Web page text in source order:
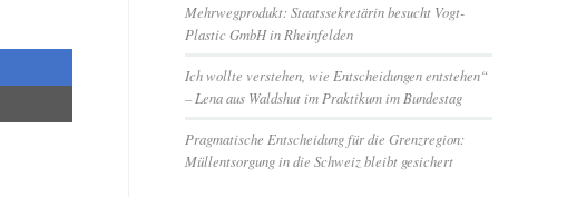
Mehrwegprodukt: Staatssekretärin besucht Vogt-
Plastic GmbH in Rheinfelden
Ich wollte verstehen, wie Entscheidungen entstehen“
– Lena aus Waldshut im Praktikum im Bundestag
Pragmatische Entscheidung für die Grenzregion:
Müllentsorgung in die Schweiz bleibt gesichert